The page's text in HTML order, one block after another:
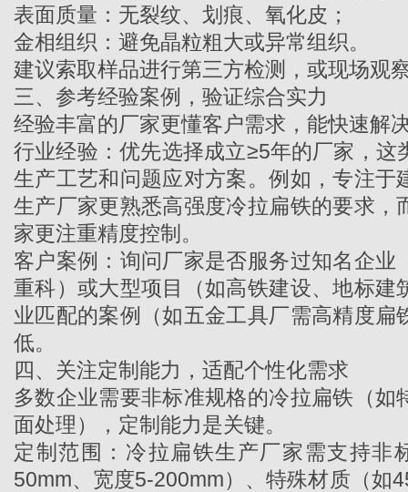
表面质量：无裂纹、划痕、氧化皮；
金相组织：避免晶粒粗大或异常组织。
建议索取样品进行第三方检测，或现场观
三、参考经验案例，验证综合实力
经验丰富的厂家更懂客户需求，能快速解
行业经验：优先选择成立≥5年的厂家，这
生产工艺和问题应对方案。例如，专注于
生产厂家更熟悉高强度冷拉扁铁的要求，
家更注重精度控制。
客户案例：询问厂家是否服务过知名企业
重科）或大型项目（如高铁建设、地标建
业匹配的案例（如五金工具厂需高精度扁
低。
四、关注定制能力，适配个性化需求
多数企业需要非标准规格的冷拉扁铁（如
面处理），定制能力是关键。
定制范围： 冷拉扁铁生产厂家需支持非
50mm、宽度5-200mm）、特殊材质（如